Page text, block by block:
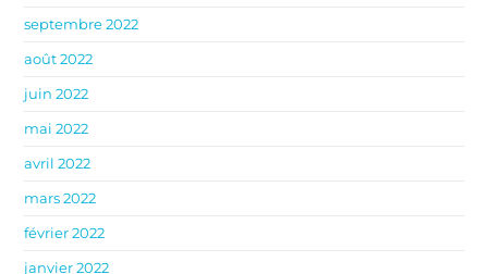
septembre 2022
août 2022
juin 2022
mai 2022
avril 2022
mars 2022
février 2022
janvier 2022